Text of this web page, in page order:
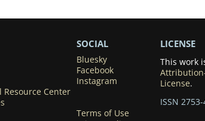
Center
SOCIAL
Bluesky
Facebook
Instagram
Terms of Use
LICENSE
This work
License.
ISSN